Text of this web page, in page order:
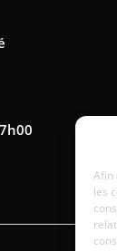
Afin
les